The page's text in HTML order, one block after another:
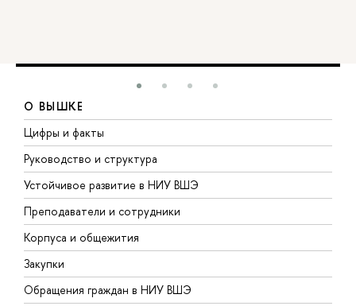
О ВЫШКЕ
Цифры и факты
Руководство и структура
Устойчивое развитие в НИУ ВШЭ
Преподаватели и сотрудники
Корпуса и общежития
Закупки
Обращения граждан в НИУ ВШЭ